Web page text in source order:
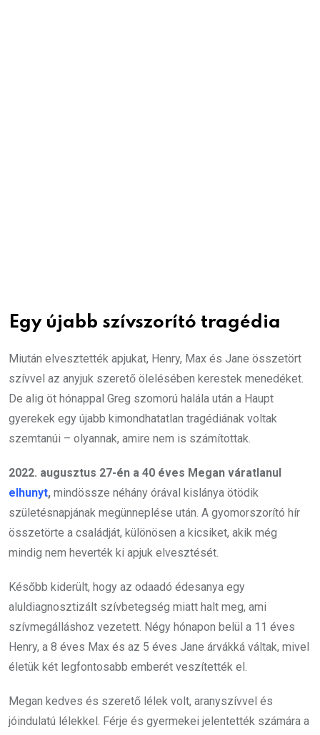
Egy újabb szívszorító tragédia
Miután elvesztették apjukat, Henry, Max és Jane összetört
szívvel az anyjuk szerető ölelésében kerestek menedéket.
De alig öt hónappal Greg szomorú halála után a Haupt
gyerekek egy újabb kimondhatatlan tragédiának voltak
szemtanúi – olyannak, amire nem is számítottak.
2022. augusztus 27-én a 40 éves Megan váratlanul
elhunyt, mindössze néhány órával kislánya ötödik
születésnapjának megünneplése után. A gyomorszorító hír
összetörte a családját, különösen a kicsiket, akik még
mindig nem heverték ki apjuk elvesztését.
Később kiderült, hogy az odaadó édesanya egy
aluldiagnosztizált szívbetegség miatt halt meg, ami
szívmegálláshoz vezetett. Négy hónapon belül a 11 éves
Henry, a 8 éves Max és az 5 éves Jane árvákká váltak, mivel
életük két legfontosabb emberét veszítették el.
Megan kedves és szerető lélek volt, aranyszívvel és
jóindulatú lélekkel. Férje és gyermekei jelentették számára a